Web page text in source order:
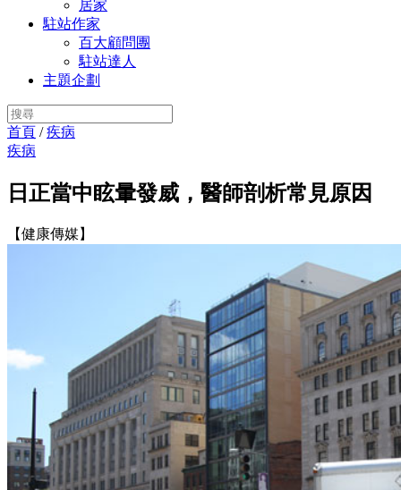
居家
駐站作家
百大顧問團
駐站達人
主題企劃
首頁 /疾病
疾病
日正當中眩暈發威，醫師剖析常見原因
【健康傳媒】